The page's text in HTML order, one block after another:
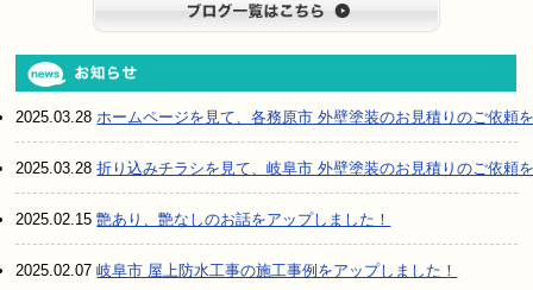
2025.03.28ホームページを見て、各務原市 外壁塗装のお見積りのご依頼
2025.03.28折り込みチラシを見て、岐阜市 外壁塗装のお見積りのご依頼
2025.02.15艶あり、艶なしのお話をアップしました！
2025.02.07岐阜市 屋上防水工事の施工事例をアップしました！